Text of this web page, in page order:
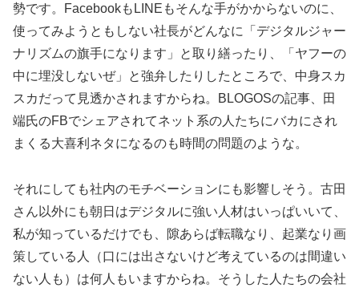
勢です。FacebookもLINEもそんな手がかからないのに、
使ってみようともしない社長がどんなに「デジタルジャー
ナリズムの旗手になります」と取り繕ったり、「ヤフーの
中に埋没しないぜ」と強弁したりしたところで、中身スカ
スカだって見透かされますからね。BLOGOSの記事、田
端氏のFBでシェアされてネット系の人たちにバカにされ
まくる大喜利ネタになるのも時間の問題のような。
それにしても社内のモチベーションにも影響しそう。古田
さん以外にも朝日はデジタルに強い人材はいっぱいいて、
私が知っているだけでも、隙あらば転職なり、起業なり画
策している人（口には出さないけど考えているのは間違い
ない人も）は何人もいますからね。そうした人たちの会社